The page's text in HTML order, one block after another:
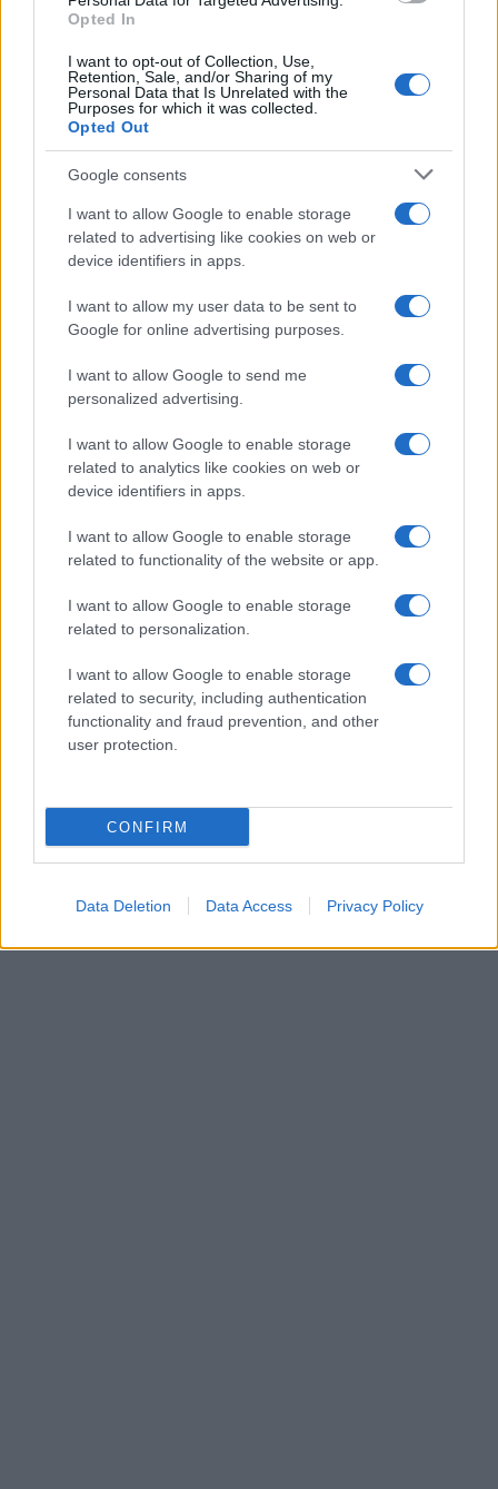
Opted In
I want to opt-out of Collection, Use,
Retention, Sale, and/or Sharing of my
Personal Data that Is Unrelated with the
Purposes for which it was collected.
Opted Out
Google consents
I want to allow Google to enable storage
related to advertising like cookies on web or
device identifiers in apps.
I want to allow my user data to be sent to
Google for online advertising purposes.
I want to allow Google to send me
personalized advertising.
I want to allow Google to enable storage
related to analytics like cookies on web or
device identifiers in apps.
I want to allow Google to enable storage
related to functionality of the website or app.
I want to allow Google to enable storage
related to personalization.
I want to allow Google to enable storage
related to security, including authentication
functionality and fraud prevention, and other
user protection.
CONFIRM
Data Deletion Data Access Privacy Policy
Προεδρικού, καθώς και μια περίεργη διέλευση
προσώπου από τα Κατεχόμενα που συνδέεται με
προεδρικές ενέργειες. Οι Επιθεωρητές έκριναν
ότι οι κινήσεις αυτές συνιστούν ξεκάθαρη
κατάχρηση εξουσίας, καθώς εκφεύγουν των
συνταγματικών του αρμοδιοτήτων.
7. Το «Σχέδιο Ποδηγέτησης» της
Δικαιοσύνης και ο δικαστής Χάρης
Σολομωνίδης
Η πλέον εντυπωσιακή και πρωτοφανής πτυχή του
πορίσματος αφορά τους ισχυρισμούς για ένα
οργανωμένο σχέδιο χειραγώγησης των
κυπριακών δικαστηρίων. Στόχος ήταν η
εξυπηρέτηση των συμφερόντων του Ρώσου
δικαστική διαμάχη με την εν διαστάσει σύζυγό
του, Ελένα Ριμπολόβλεβα, η οποία διεκδικούσε το
αστρονομικό ποσό των 4,5 δισεκατομμυρίων
δικαστήριο της Γενεύης.
Σύμφωνα με τις καταγγελίες του Μακάριου
Δρουσιώτη, ο ολιγάρχης και οι εκπρόσωποί του
εφάρμοσαν μια στρατηγική εξαναγκασμού της
Ριμπολόβλεβα σε οικονομικό συμβιβασμό,
χρησιμοποιώντας ως «πολιορκητικό κριό» τον
τότε Πρόεδρο του Επαρχιακού Δικαστηρίου
Λευκωσίας, Χάρη Σολομωνίδη.
Οκτώβριο του 2013, η δικηγορική εταιρεία
«Ανδρέας Νεοκλέους & Σία Δ.Ε.Π.Ε.» (που
διαχείρισης των εμπιστευμάτων του (Aries Trust